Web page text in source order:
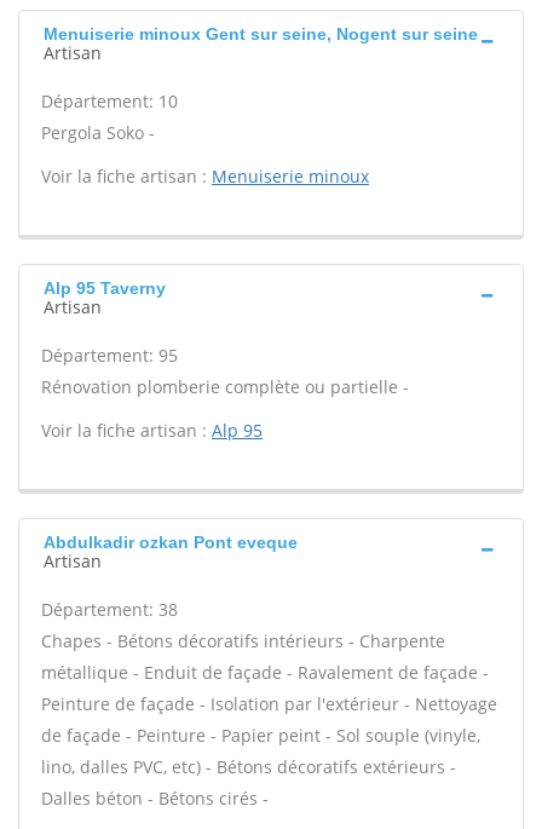
Menuiserie minoux Gent sur seine, Nogent sur seine
Artisan
Département: 10
Pergola Soko -
Voir la fiche artisan : Menuiserie minoux
Alp 95 Taverny
Artisan
Département: 95
Rénovation plomberie complète ou partielle -
Voir la fiche artisan : Alp 95
Abdulkadir ozkan Pont eveque
Artisan
Département: 38
Chapes - Bétons décoratifs intérieurs - Charpente
métallique - Enduit de façade - Ravalement de façade -
Peinture de façade - Isolation par l'extérieur - Nettoyage
de façade - Peinture - Papier peint - Sol souple (vinyle,
lino, dalles PVC, etc) - Bétons décoratifs extérieurs -
Dalles béton - Bétons cirés -